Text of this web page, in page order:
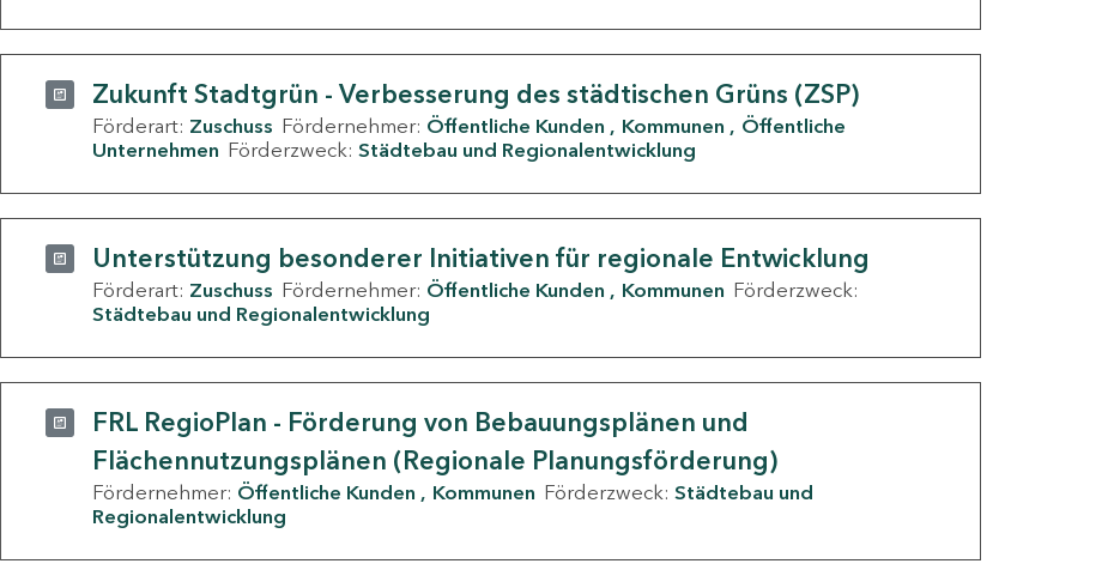
Zukunft Stadtgrün - Verbesserung des städtischen Grüns (ZSP)
Förderart: Zuschuss Fördernehmer: Öffentliche Kunden Kommunen
Öffentliche
Unternehmen Förderzweck: Städtebau und Regionalentwicklung
Unterstützung besonderer Initiativen für regionale Entwicklung
Förderart: Zuschuss Fördernehmer: Öffentliche Kunden Kommunen Förderzweck:
Städtebau und Regionalentwicklung
FRL RegioPlan - Förderung von Bebauungsplänen und
Flächennutzungsplänen (Regionale Planungsförderung)
Fördernehmer: Öffentliche Kunden Kommunen Förderzweck: Städtebau und
Regionalentwicklung